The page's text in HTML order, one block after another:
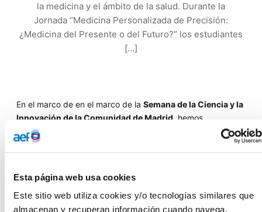
Esta página web usa cookies
Este sitio web utiliza cookies y/o tecnologías similares que
almacenan y recuperan información cuando navega.
la medicina y el ámbito de la salud. Durante la
Jornada “Medicina Personalizada de Precisión:
¿Medicina del Presente o del Futuro?” los estudiantes
[…]
En el marco de en el marco de la Semana de la Ciencia y la
Innovación de la Comunidad de Madrid , hemos
organizado un encuentro con estudiantes de bachillerato
interesados en carreras relacionadas con la medicina y el
Durante la Jornada“Medicina Personalizada de Precisión:
¿Medicina del Presente o del Futuro?”los estudiantes
tuvieron la oportunidad de acercarse, de mano de grandes